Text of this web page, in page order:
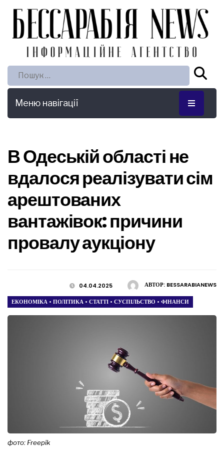
Пошук:
Меню навігації
В Одеській області не
вдалося реалізувати сім
арештованих
вантажівок: причини
провалу аукціону
АВТОР: BESSARABIANEWS
04.04.2025
ЕКОНОМІКА • ПОЛІТИКА • СТАТТІ • СУСПІЛЬСТВО • ФІНАНСИ
фото: Freepik